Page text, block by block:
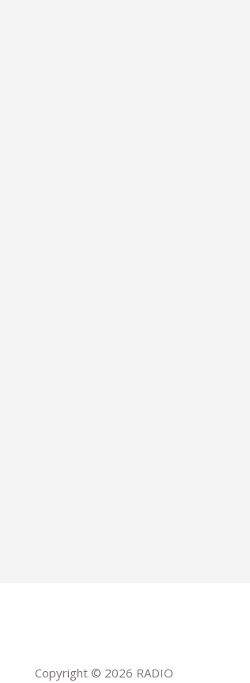
Copyright © 2026 RADIO